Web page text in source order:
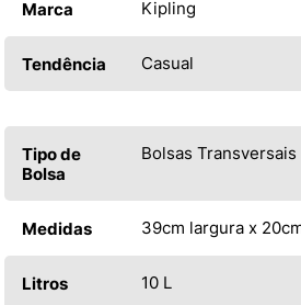
Marca Kipling
Tendência Casual
Tipo de
Bolsa
Bolsas Transversais
Medidas 39cm largura x
Litros 10 L